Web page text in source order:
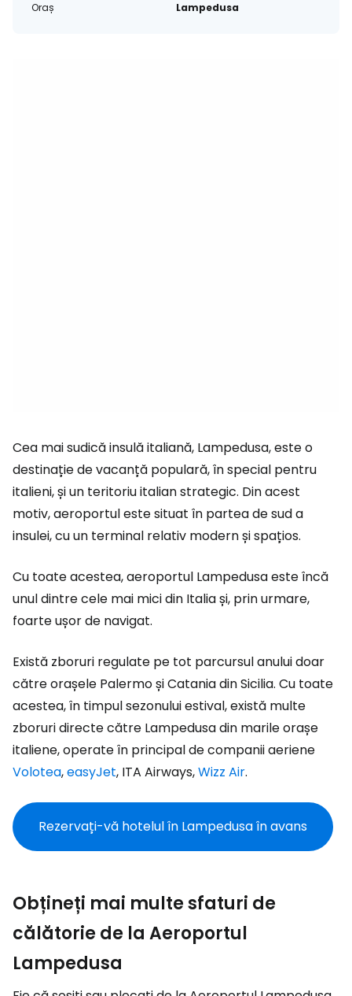
Oraș
Lampedusa
Cea mai sudică insulă italiană, Lampedusa, este o
destinație de vacanță populară, în special pentru
italieni, și un teritoriu italian strategic. Din acest
motiv, aeroportul este situat în partea de sud a
insulei, cu un terminal relativ modern și spațios.
Cu toate acestea, aeroportul Lampedusa este încă
unul dintre cele mai mici din Italia și, prin urmare,
foarte ușor de navigat.
Există zboruri regulate pe tot parcursul anului doar
către orașele Palermo și Catania din Sicilia. Cu toate
acestea, în timpul sezonului estival, există multe
zboruri directe către Lampedusa din marile orașe
italiene, operate în principal de companii aeriene
Volotea,easyJet, ITA Airways,Wizz Air.
Rezervați-vă hotelul în Lampedusa în avans
Obțineți mai multe sfaturi de
călătorie de la Aeroportul
Lampedusa